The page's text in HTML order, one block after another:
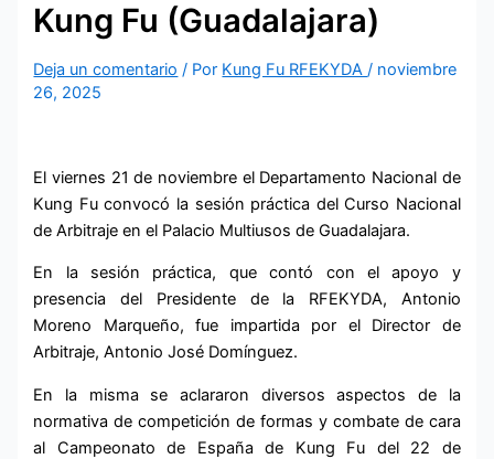
Kung Fu (Guadalajara)
Deja un comentario / Por Kung Fu RFEKYDA/ noviembre
26, 2025
El viernes 21 de noviembre el Departamento Nacional de
Kung Fu convocó la sesión práctica del Curso Nacional
de Arbitraje en el Palacio Multiusos de Guadalajara.
En la sesión práctica, que contó con el apoyo y
presencia del Presidente de la RFEKYDA, Antonio
Moreno Marqueño, fue impartida por el Director de
Arbitraje, Antonio José Domínguez.
En la misma se aclararon diversos aspectos de la
normativa de competición de formas y combate de cara
al Campeonato de España de Kung Fu del 22 de